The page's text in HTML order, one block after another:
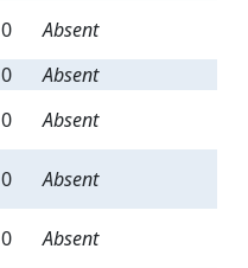
0
Absent
0
Absent
0
Absent
0
Absent
0
Absent